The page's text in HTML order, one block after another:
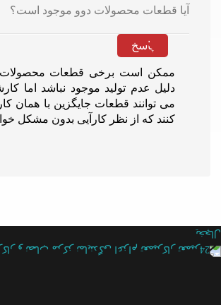
آیا قطعات محصولات دوو موجود است؟
پاسخ
ممکن است برخی قطعات محصولات
دلیل عدم تولید موجود نباشد اما
می توانند قطعات جایگزین با همان
کنند که از نظر کارآیی بدون مشکل